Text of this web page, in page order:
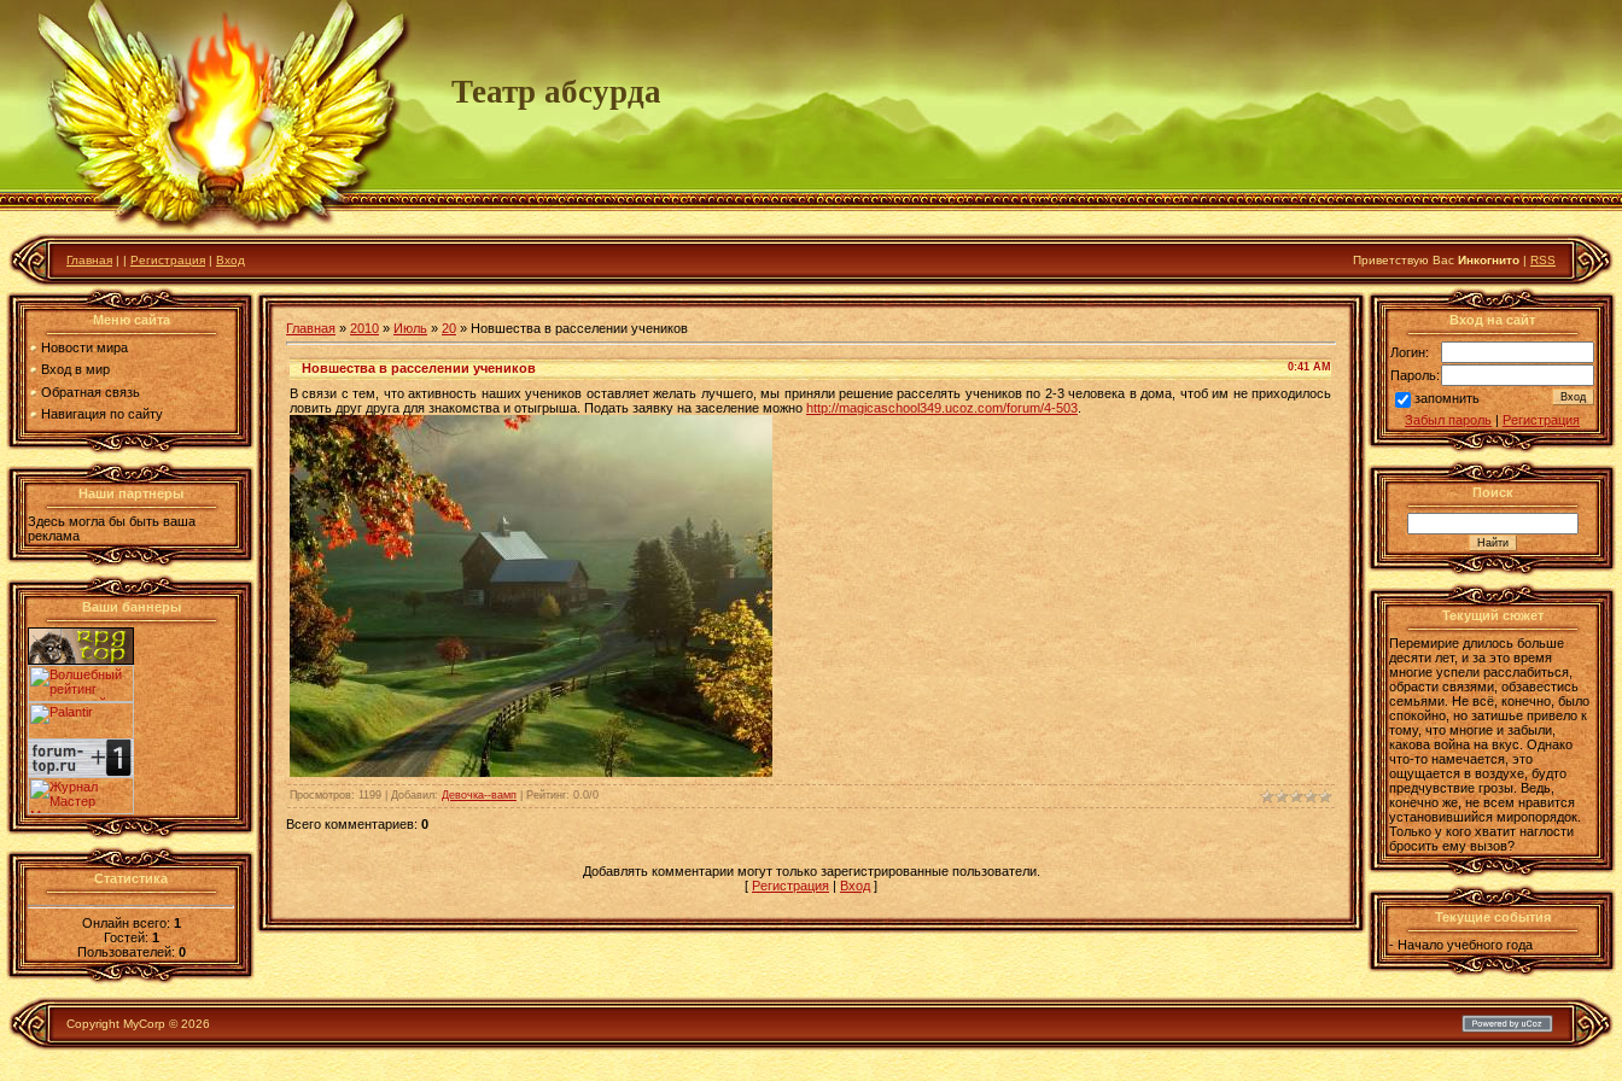
Театр абсурда
Главная | | Регистрация | Вход Приветствую Вас Инкогнито | RSS
Меню сайта
Новости мира
Вход в мир
Обратная связь
Навигация по сайту
Наши партнеры
Здесь могла бы быть ваша
реклама
Ваши баннеры
Статистика
Онлайн всего:1
Гостей:1
Пользователей: 0
Главная » 2010 » Июль » 20 » Новшества в расселении учеников
0:41 AM
Новшества в расселении учеников
В связи с тем, что активность наших учеников оставляет желать лучшего, мы приняли решение расселять учеников по 2-3 человека в дома, чтоб им не приходилось
ловить друг друга для знакомства и отыгрыша. Подать заявку на заселение можно http://magicaschool349.ucoz.com/forum/4-503
Просмотров: 1199 Добавил: Девочка--вамп Рейтинг: 0.0/0
Всего комментариев: 0
Добавлять комментарии могут только зарегистрированные пользователи.
[ Регистрация | Вход ]
Вход на сайт
Логин:
Пароль:
запомнить
Забыл пароль | Регистрация
Поиск
Текущий сюжет
Перемирие длилось больше
десяти лет, и за это время
многие успели расслабиться,
обрасти связями, обзавестись
семьями. Не всё, конечно, было
спокойно, но затишье привело к
тому, что многие и забыли,
какова война на вкус. Однако
что-то намечается, это
ощущается в воздухе, будто
предчувствие грозы. Ведь,
конечно же, не всем нравится
установившийся миропорядок.
Только у кого хватит наглости
бросить ему вызов?
Текущие события
- Начало учебного года
Copyright MyCorp © 2026